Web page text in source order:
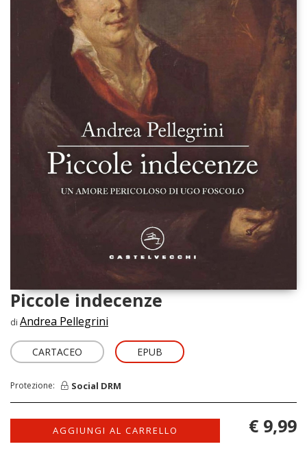
Piccole indecenze
di Andrea Pellegrini
CARTACEO EPUB
Protezione: Social DRM
AGGIUNGI AL CARRELLO € 9,99